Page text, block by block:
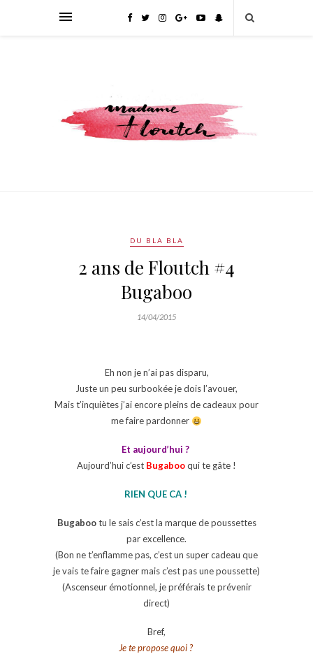
DU BLA BLA
2 ans de Floutch #4
Bugaboo
14/04/2015
Eh non je n’ai pas disparu,
Juste un peu surbookée je dois l’avouer,
Mais t’inquiètes j’ai encore pleins de cadeaux pour
me faire pardonner
Et aujourd’hui ?
Aujourd’hui c’est Bugabooqui te gâte !
RIEN QUE CA !
Bugabootu le sais c’est la marque de poussettes
par excellence.
(Bon ne t’enflamme pas, c’est un super cadeau que
je vais te faire gagner mais c’est pas une poussette)
(Ascenseur émotionnel, je préférais te prévenir
direct)
Bref,
Je te propose quoi ?